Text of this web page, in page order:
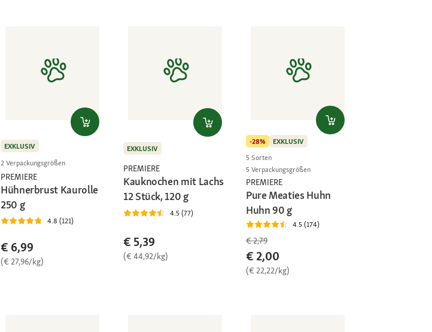
EXKLUSIV
2 Verpackungsgrößen
PREMIERE
Hühnerbrust Kaurolle
250 g
4.8 (121)
€ 6,99
(€ 27,96/kg)
EXKLUSIV
PREMIERE
Kauknochen mit Lachs
12 Stück, 120 g
4.5 (77)
€ 5,39
(€ 44,92/kg)
-28%
EXKLUSIV
5 Sorten
5 Verpackungsgrößen
PREMIERE
Pure Meaties Huhn
Huhn 90 g
4.5 (174)
€ 2,79
€ 2,00
(€ 22,22/kg)